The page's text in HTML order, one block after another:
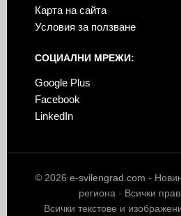
Карта на сайта
Условия за ползване
СОЦИАЛНИ МРЕЖИ:
Google Plus
Facebook
LinkedIn
© 2026e-svilengrad.com -
региона · Всички
Всички текстове и